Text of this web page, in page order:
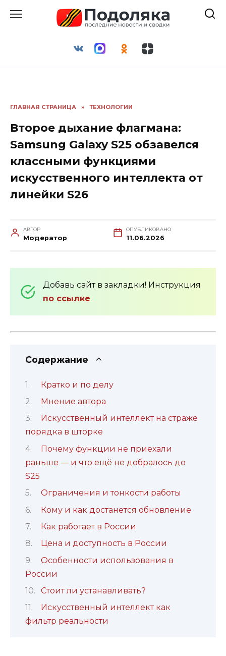
ГЛАВНАЯ СТРАНИЦА » ТЕХНОЛОГИИ
Второе дыхание флагмана:
Samsung Galaxy S25 обзавелся
классными функциями
искусственного интеллекта от
линейки S26
АВТОР
Модератор
ОПУБЛИКОВАНО
11.06.2026
Добавь сайт в закладки! Инструкция
по ссылке.
Содержание
Кратко и по делу
Мнение автора
Искусственный интеллект на страже
порядка в шторке
Почему функции не приехали
раньше — и что ещё не добралось до
S25
Ограничения и тонкости работы
Кому и как достанется обновление
Как работает в России
Цена и доступность в России
Особенности использования в
России
Стоит ли устанавливать?
Искусственный интеллект как
фильтр реальности